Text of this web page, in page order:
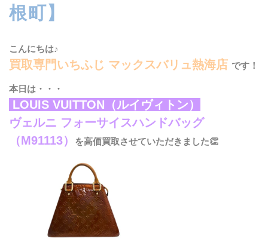
根町】
こんにちは♪
買取専門いちふじ マックスバリュ熱海店 です！
本日は・・・
LOUIS VUITTON（ルイヴィトン）
ヴェルニ フォーサイスハンドバッグ
（M91113）
を高価買取させていただきました👏